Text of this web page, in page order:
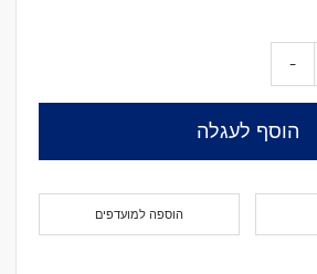
-
הוסף לעגלה
הוספה למועדפים